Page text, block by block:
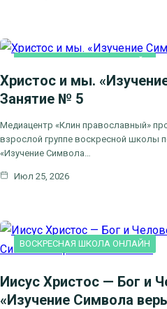
Христос и мы.
Занятие № 5
Медиацентр «Клин православный»
взрослой группе воскресной школы
«Изучение Символа…
Июл 25, 2026
ВОСКРЕСНАЯ ШКОЛА ОНЛАЙН
Иисус Христос — Бог и
«Изучение Символа